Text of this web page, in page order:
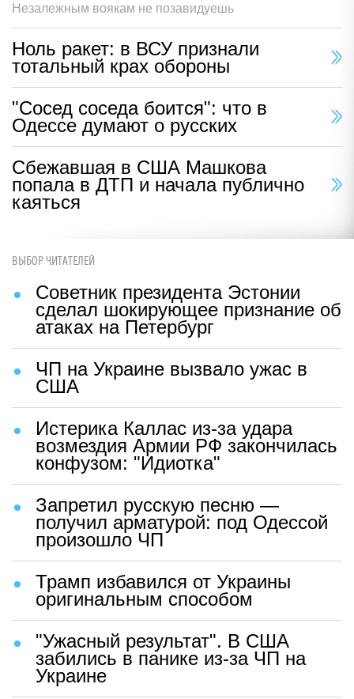
Незалежным воякам не позавидуешь
Ноль ракет: в ВСУ признали
тотальный крах обороны
"Сосед соседа боится": что в
Одессе думают о русских
Сбежавшая в США Машкова
попала в ДТП и начала публично
каяться
ВЫБОР ЧИТАТЕЛЕЙ
Советник президента Эстонии
сделал шокирующее признание об
атаках на Петербург
ЧП на Украине вызвало ужас в
США
Истерика Каллас из-за удара
возмездия Армии РФ закончилась
конфузом: "Идиотка"
Запретил русскую песню —
получил арматурой: под Одессой
произошло ЧП
Трамп избавился от Украины
оригинальным способом
"Ужасный результат". В США
забились в панике из-за ЧП на
Украине